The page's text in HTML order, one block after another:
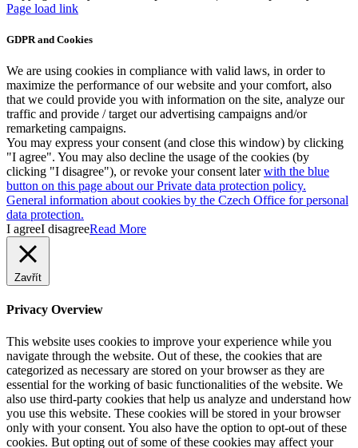
Facebook
Instagram
Page load link
GDPR and Cookies
We are using cookies in compliance with valid laws, in order to
maximize the performance of our website and your comfort, also
that we could provide you with information on the site, analyze our
traffic and provide / target our advertising campaigns and/or
remarketing campaigns.
You may express your consent (and close this window) by clicking
"I agree". You may also decline the usage of the cookies (by
clicking "I disagree"), or revoke your consent laterwith the blue
button on this page about our Private data protection policy.
General information about cookies by the Czech Office for personal
data protection.
I agreeI disagreeRead More
Zavřít
Privacy Overview
This website uses cookies to improve your experience while you
navigate through the website. Out of these, the cookies that are
categorized as necessary are stored on your browser as they are
essential for the working of basic functionalities of the website. We
also use third-party cookies that help us analyze and understand how
you use this website. These cookies will be stored in your browser
only with your consent. You also have the option to opt-out of these
cookies. But opting out of some of these cookies may affect your